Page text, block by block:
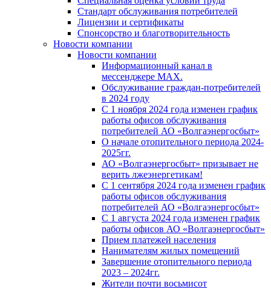
Стандарт обслуживания потребителей
Лицензии и сертификаты
Спонсорство и благотворительность
Новости компании
Новости компании
Информационный канал в
мессенджере MAX.
Обслуживание граждан-потребителей
в 2024 году
С 1 ноября 2024 года изменен график
работы офисов обслуживания
потребителей АО «Волгаэнергосбыт»
О начале отопительного периода 2024-
2025гг.
АО «Волгаэнергосбыт» призывает не
верить лжеэнергетикам!
С 1 сентября 2024 года изменен график
работы офисов обслуживания
потребителей АО «Волгаэнергосбыт»
С 1 августа 2024 года изменен график
работы офисов АО «Волгаэнергосбыт»
Прием платежей населения
Нанимателям жилых помещений
Завершение отопительного периода
2023 – 2024гг.
Жители почти восьмисот